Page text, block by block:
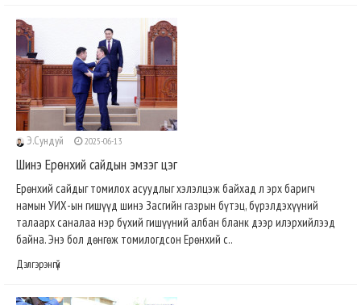
Э.Сундуй 2025-06-13
Шинэ Ерөнхий сайдын эмзэг цэг
Ерөнхий сайдыг томилох асуудлыг хэлэлцэж байхад л эрх баригч
намын УИХ-ын гишүүд шинэ Засгийн газрын бүтэц, бүрэлдэхүүний
талаарх саналаа нэр бүхий гишүүний албан бланк дээр илэрхийлээд
байна. Энэ бол дөнгөж томилогдсон Ерөнхий с..
Дэлгэрэнгүй